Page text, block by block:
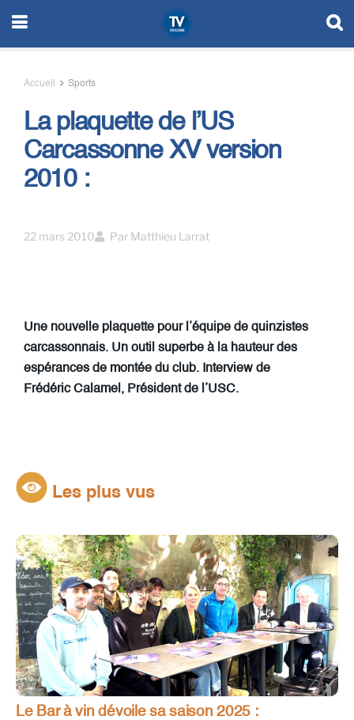
Accueil Sports
La plaquette de l’US
Carcassonne XV version
2010 :
22 mars 2010 Par Matthieu Larrat
Une nouvelle plaquette pour l’équipe de quinzistes
carcassonnais. Un outil superbe à la hauteur des
espérances de montée du club. Interview de
Frédéric Calamel, Président de l’USC.
Les plus vus
Le Bar à vin dévoile sa saison 2025 :